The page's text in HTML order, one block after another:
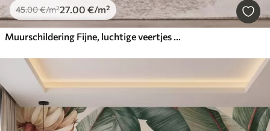
45.00€/m²27.00 €/m²
Muurschildering Fijne, luchtige veertjes in een perzikroze waas met een glans